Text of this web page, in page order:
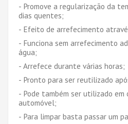
- Promove a regularização da
dias quentes;
- Efeito de arrefecimento
- Funciona sem arrefecimento
água;
- Arrefece durante várias horas;
- Pronto para ser reutilizado
- Pode também ser utilizado em
automóvel;
- Para limpar basta passar um